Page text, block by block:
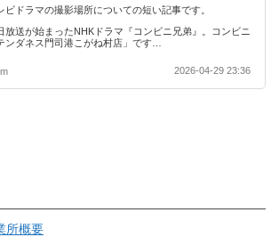
ビドラマの撮影場所についての短い記事です。
放送が始まったNHKドラマ『コンビニ兄弟』。コンビニ
ンダネス門司港こがね村店」です…
2026-04-29 23:36
所概要